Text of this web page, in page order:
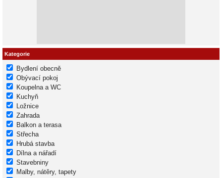
Kategorie
Bydlení obecně
Obývací pokoj
Koupelna a WC
Kuchyň
Ložnice
Zahrada
Balkon a terasa
Střecha
Hrubá stavba
Dílna a nářadí
Stavebniny
Malby, nátěry, tapety